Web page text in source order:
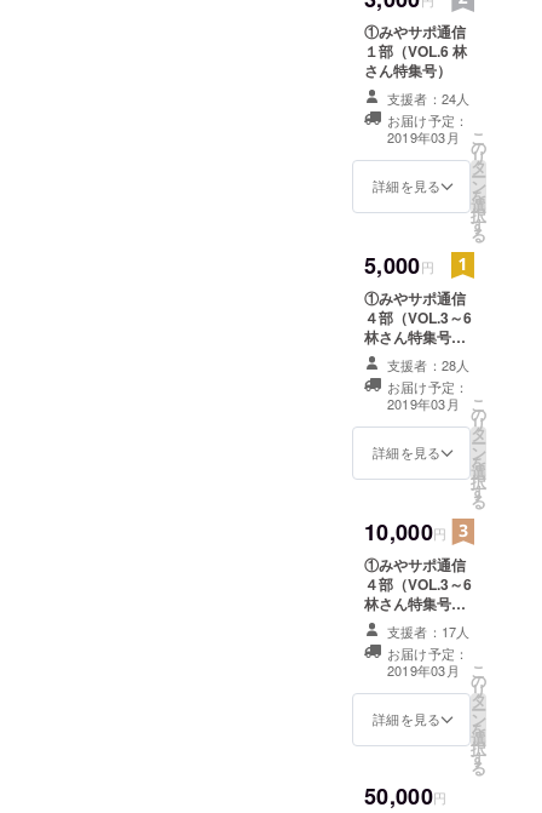
として成り
立たないこ
とのはざま
で、 困って
いる方々を
サポートし
ていく手段
が求められ
ています。
私たちは、
このような
時代に安心
して暮らせ
る生活サ
ポートシス
テムをつく
るために
2016年1月4
日NPO法人
みやっこサ
ポートを設
立しまし
た。
①みやサポ通信
１部（VOL.6 林
さん特集号）
支援者：24人
お届け予定：
2019年03月
詳細を見る
こ
の
リ
タ
ー
ン
を
選
択
す
る
5,000円
①みやサポ通信
４部（VOL.3～6
林さん特集号含
む）支援者：28人
お届け予定：
2019年03月
詳細を見る
こ
の
リ
タ
ー
ン
を
選
択
す
る
10,000円
①みやサポ通信
４部（VOL.3～6
林さん特集号含
む） ②オリジナ
ルシール
支援者：17人
お届け予定：
2019年03月
詳細を見る
こ
の
リ
タ
ー
ン
を
選
択
す
る
50,000円